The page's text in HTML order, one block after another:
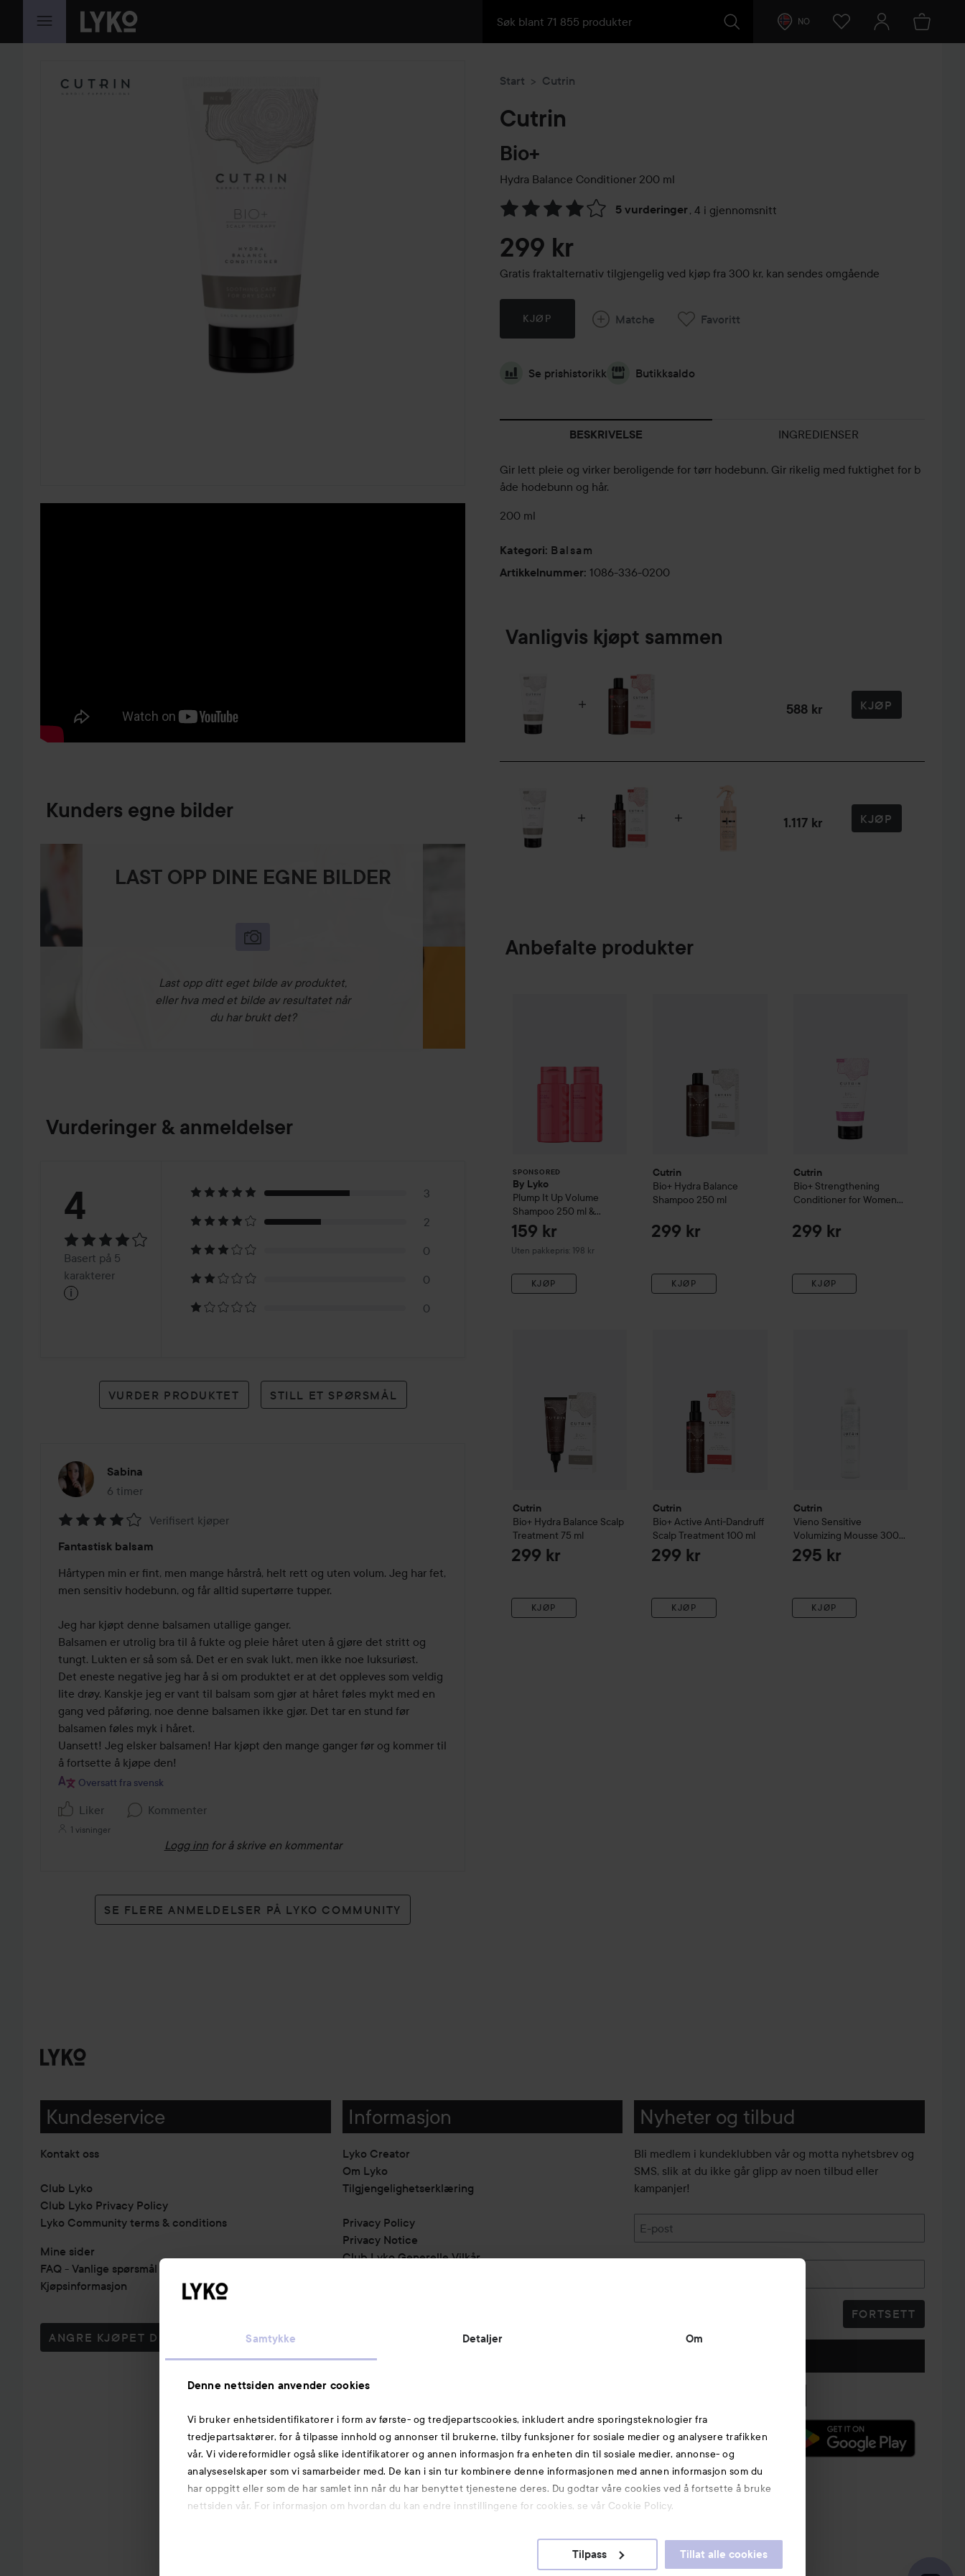
Samtykke Detaljer Om
Denne nettsiden anvender cookies
Vi bruker enhetsidentifikatorer i form av første- og tredjepartscookies, inkludert andre sporingsteknologier fra
tredjepartsaktører, for å tilpasse innhold og annonser til brukerne, tilby funksjoner for sosiale medier og analysere trafikken
vår. Vi videreformidler også slike identifikatorer og annen informasjon fra enheten din til sosiale medier, annonse- og
analyseselskaper som vi samarbeider med. De kan i sin tur kombinere denne informasjonen med annen informasjon som du
har oppgitt eller som de har samlet inn når du har benyttet tjenestene deres. Du godtar våre cookies ved å fortsette å bruke
nettsiden vår. For informasjon om hvordan du kan endre innstillingene for cookies, se vår Cookie Policy.
Tilpass Tillat alle cookies
GÅ TIL INNHOLD NO
Kunders egne bilder
LAST OPP DINE EGNE BILDER
Last opp ditt eget bilde av produktet,
eller hva med et bilde av resultatet når
du har brukt det?
Vurderinger & anmeldelser
Vurdering:
4Basert
på
karakterer
4
Basert på 5
karakterer
i
3
2
0
0
0
VURDER PRODUKTET STILL ET SPØRSMÅL
Sabina
6 timer
Innlegget ble opprettet 6 timer
4
av
5
Verifisert kjøper
Fantastisk balsam
Hårtypen min er fint, men mange hårstrå, helt rett og uten volum. Jeg har fet,
men sensitiv hodebunn, og får alltid supertørre tupper.
Jeg har kjøpt denne balsamen utallige ganger.
Balsamen er utrolig bra til å fukte og pleie håret uten å gjøre det stritt og
tungt. Lukten er så som så. Det er en svak lukt, men ikke noe luksuriøst.
Det eneste negative jeg har å si om produktet er at det oppleves som veldig
lite drøy. Kanskje jeg er vant til balsam som gjør at håret føles mykt med en
gang ved påføring, noe denne balsamen ikke gjør. Det tar en stund før
balsamen føles myk i håret.
Uansett! Jeg elsker balsamen! Har kjøpt den mange ganger før og kommer til
å fortsette å kjøpe den!
Oversatt fra svensk
Liker Kommenter
1 visninger
Logg inn for å skrive en kommentar
SE FLERE ANMELDELSER PÅ LYKO COMMUNITY
Start Cutrin
Cutrin
Bio+
Hydra Balance Conditioner 200 ml
5 vurderinger, 4 i gjennomsnitt
Gå til Vurderinger & anmeldelser
299 kr
Gratis fraktalternativ tilgjengelig ved kjøp fra 300 kr, kan sendes omgående
KJØP Matche Favoritt
Se prishistorikk Butikksaldo
BESKRIVELSE INGREDIENSER
Gir lett pleie og virker beroligende for tørr hodebunn. Gir rikelig med fuktighet for b
åde hodebunn og hår.
200 ml
Kategori: Balsam
Artikkelnummer: 1086-336-0200
Vanligvis kjøpt sammen
588 kr KJØP
1.117 kr KJØP
Anbefalte produkter
SPONSORED
By Lyko
Plump It UpVolume
Shampoo 250 ml &
Conditioner 250 ml
159 kr
Uten pakkepris: 198 kr
KJØP
Cutrin
Bio+ Hydra Balance
Shampoo 250 ml
299 kr
KJØP
Cutrin
Bio+ Strengthening
Conditioner for Women
299 kr
KJØP
Cutrin
Bio+ Hydra Balance Scalp
Treatment 75 ml
299 kr
KJØP
Cutrin
Bio+Active Anti-Dandruff
Scalp Treatment 100 ml
299 kr
KJØP
Cutrin
Vieno Sensitive
Volumizing Mousse 300
ml
295 kr
KJØP
Kundeservice
Kontakt oss
Club Lyko
Club Lyko Privacy Policy
Lyko Community terms & conditions
Mine sider
FAQ - Vanlige spørsmål & svar
Kjøpsinformasjon
ANGRE KJØPET DITT
Informasjon
Lyko Creator
Om Lyko
Tilgjengelighetserklæring
Privacy Policy
Privacy Notice
Club Lyko Generelle Vilkår
Rabattkoder
Michael Edwards Fragrances of the World
Også av interesse
Premium
Nyheter og tilbud
Bli medlem i kundeklubben vår og motta nyhetsbrev og
SMS, slik at du ikke går glipp av noen tilbud eller
kampanjer!
E-post
FORTSETT